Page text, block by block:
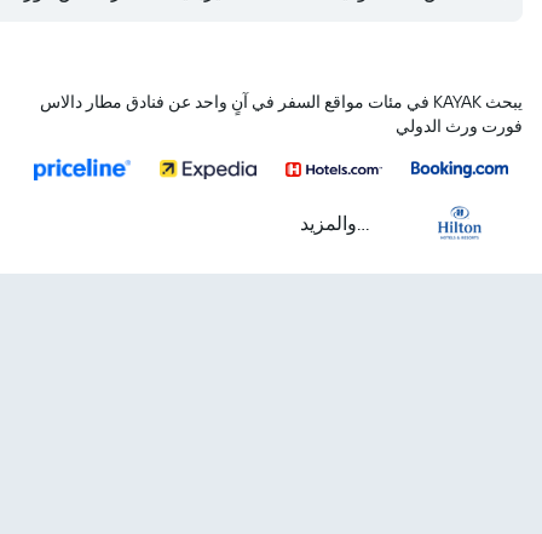
يبحث KAYAK في مئات مواقع السفر في آنٍ واحد عن فنادق مطار دالاس
فورت ورث الدولي
...والمزيد